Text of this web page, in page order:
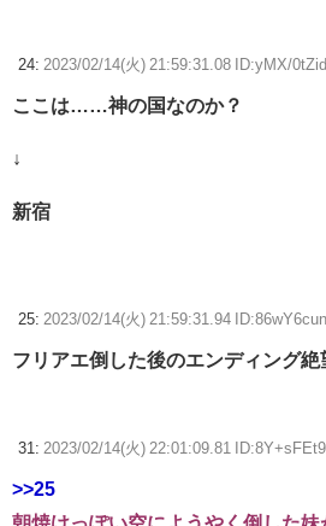
24: 2023/02/14(火) 21:59:31.08 ID:yMX/
ここは……神の国なのか？
↓
新宿
25: 2023/02/14(火) 21:59:31.94
フリアエ倒した後のエンディング絶
31: 2023/02/14(火) 22:01:09.81
>>25